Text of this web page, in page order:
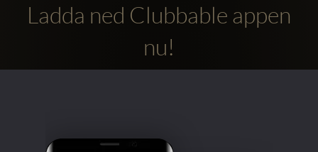
Ladda ned Clubbable appen
nu!